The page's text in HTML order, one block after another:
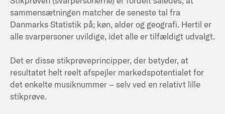
sammensætningen matcher de seneste tal fra
Danmarks Statistik på; køn, alder og geografi. Hertil er
alle svarpersoner uvildige, idet alle er tilfældigt udvalgt.
Det er disse stikprøveprincipper, der betyder, at
resultatet helt reelt afspejler markedspotentialet for
det enkelte musiknummer – selv ved en relativt lille
stikprøve.